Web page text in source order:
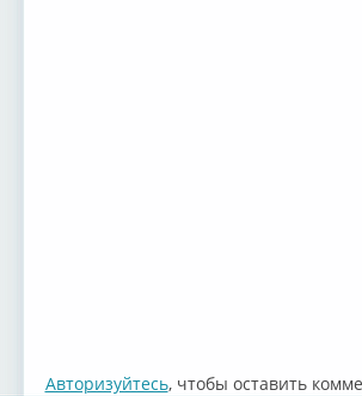
Авторизуйтесь, чтобы оставить